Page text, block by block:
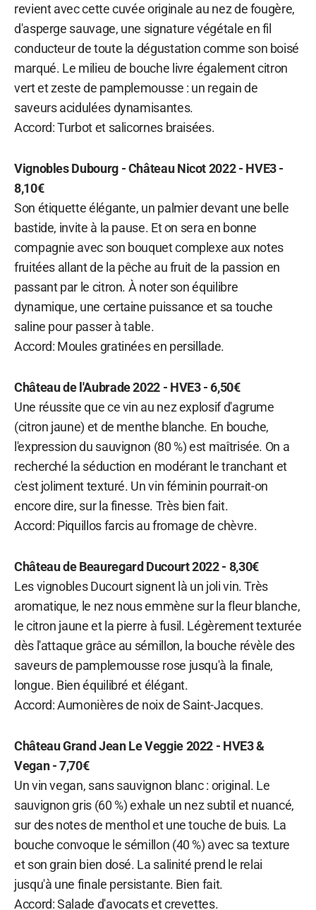
revient avec cette cuvée originale au nez de fougère,
d'asperge sauvage, une signature végétale en fil
conducteur de toute la dégustation comme son boisé
marqué. Le milieu de bouche livre également citron
vert et zeste de pamplemousse : un regain de
saveurs acidulées dynamisantes.
Accord: Turbot et salicornes braisées.
Vignobles Dubourg - Château Nicot 2022 - HVE3 -
8,10€
Son étiquette élégante, un palmier devant une belle
bastide, invite à la pause. Et on sera en bonne
compagnie avec son bouquet complexe aux notes
fruitées allant de la pêche au fruit de la passion en
passant par le citron. À noter son équilibre
dynamique, une certaine puissance et sa touche
saline pour passer à table.
Accord: Moules gratinées en persillade.
Château de l'Aubrade 2022 - HVE3 - 6,50€
Une réussite que ce vin au nez explosif d'agrume
(citron jaune) et de menthe blanche. En bouche,
l'expression du sauvignon (80 %) est maîtrisée. On a
recherché la séduction en modérant le tranchant et
c'est joliment texturé. Un vin féminin pourrait-on
encore dire, sur la finesse. Très bien fait.
Accord: Piquillos farcis au fromage de chèvre.
Château de Beauregard Ducourt 2022 - 8,30€
Les vignobles Ducourt signent là un joli vin. Très
aromatique, le nez nous emmène sur la fleur blanche,
le citron jaune et la pierre à fusil. Légèrement texturée
dès l'attaque grâce au sémillon, la bouche révèle des
saveurs de pamplemousse rose jusqu'à la finale,
longue. Bien équilibré et élégant.
Accord: Aumonières de noix de Saint-Jacques.
Château Grand Jean Le Veggie 2022 - HVE3 &
Vegan - 7,70€
Un vin vegan, sans sauvignon blanc : original. Le
sauvignon gris (60 %) exhale un nez subtil et nuancé,
sur des notes de menthol et une touche de buis. La
bouche convoque le sémillon (40 %) avec sa texture
et son grain bien dosé. La salinité prend le relai
jusqu'à une finale persistante. Bien fait.
Accord: Salade d'avocats et crevettes.